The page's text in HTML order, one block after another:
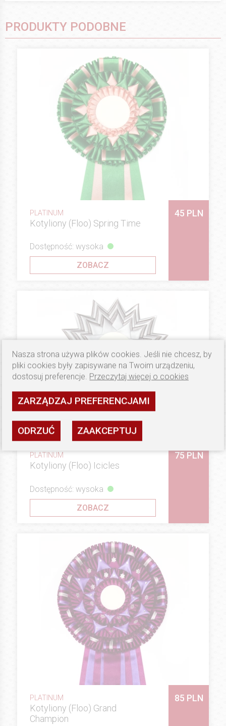
PRODUKTY PODOBNE
PLATINUM
Kotyliony (Floo) Spring Time
45 PLN
Dostępność: wysoka
ZOBACZ
PLATINUM
Kotyliony (Floo) Icicles
75 PLN
Dostępność: wysoka
ZOBACZ
PLATINUM
Kotyliony (Floo) Grand
Champion
85 PLN
Nasza strona używa plików cookies. Jeśli nie chcesz, by
pliki cookies były zapisywane na Twoim urządzeniu,
dostosuj preferencje. Przeczytaj więcej o cookies
ZARZĄDZAJ PREFERENCJAMI
ODRZUĆ ZAAKCEPTUJ